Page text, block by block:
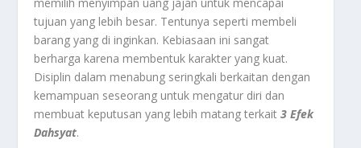
tujuan yang lebih besar. Tentunya seperti membeli
barang yang di inginkan. Kebiasaan ini sangat
berharga karena membentuk karakter yang kuat.
Disiplin dalam menabung seringkali berkaitan dengan
kemampuan seseorang untuk mengatur diri dan
membuat keputusan yang lebih matang terkait3 Efek
Dahsyat.